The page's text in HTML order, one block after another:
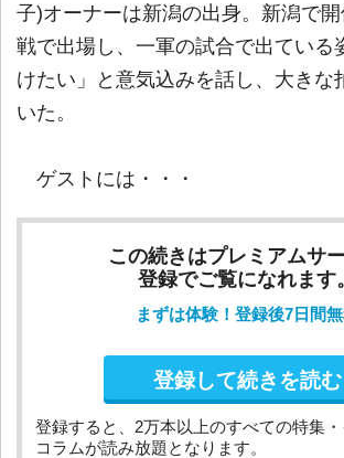
子)オーナーは新潟の出身。新潟で
戦で出場し、一軍の試合で出ている
けたい」と意気込みを話し、大きな
いた。
ゲストには・・・
この続きはプレミアムサ
登録でご覧になれます。
まずは体験！登録後7日間
登録して続きを読む
登録すると、2万本以上のすべての特集・
コラムが読み放題となります。